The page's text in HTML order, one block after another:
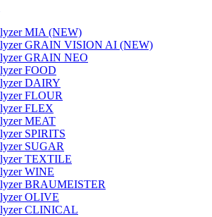
MIA (NEW)
GRAIN VISION AI (NEW)
GRAIN NEO
FOOD
DAIRY
FLOUR
FLEX
MEAT
SPIRITS
SUGAR
TEXTILE
WINE
BRAUMEISTER
OLIVE
CLINICAL